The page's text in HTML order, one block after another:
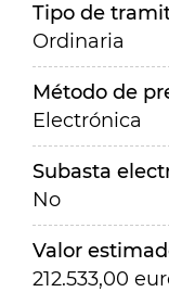
Tipo de
Ordinaria
Método de
Electrónica
Subasta
No
Valor
212.533,00